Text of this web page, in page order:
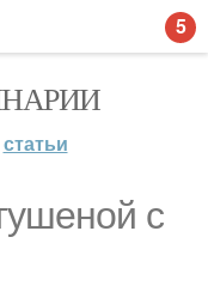
статьи
с
5